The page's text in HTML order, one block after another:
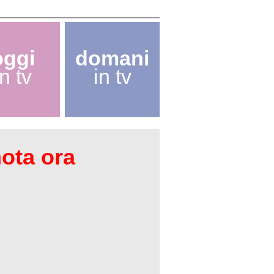
tv
domani
in tv
ora